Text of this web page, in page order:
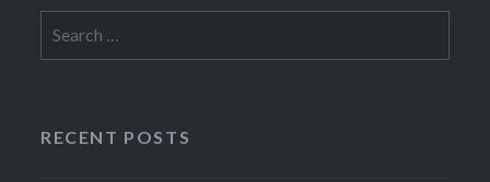
FacebookPinterest
for:
RECENT POSTS